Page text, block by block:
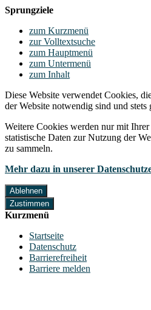
Sprungziele
zum Kurzmenü
zur Volltextsuche
zum Hauptmenü
zum Untermenü
zum Inhalt
Diese Website verwendet Cookies,
der Website notwendig sind und stets
Weitere Cookies werden nur mit
statistische Daten zur Nutzung der
zu sammeln.
Mehr dazu in unserer
Ablehnen
Zustimmen
Kurzmenü
Startseite
Datenschutz
Barrierefreiheit
Barriere melden